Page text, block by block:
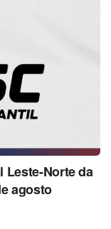
Leste-Norte da
agosto